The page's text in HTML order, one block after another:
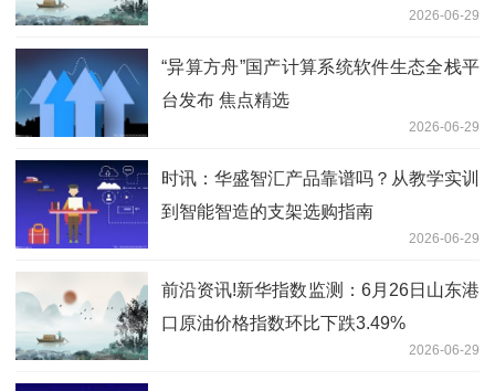
2026-06-29
“异算方舟”国产计算系统软件生态全栈平
台发布 焦点精选
2026-06-29
时讯：华盛智汇产品靠谱吗？从教学实训
到智能智造的支架选购指南
2026-06-29
前沿资讯!新华指数监测：6月26日山东港
口原油价格指数环比下跌3.49%
2026-06-29